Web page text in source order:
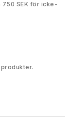
750 SEK för icke-